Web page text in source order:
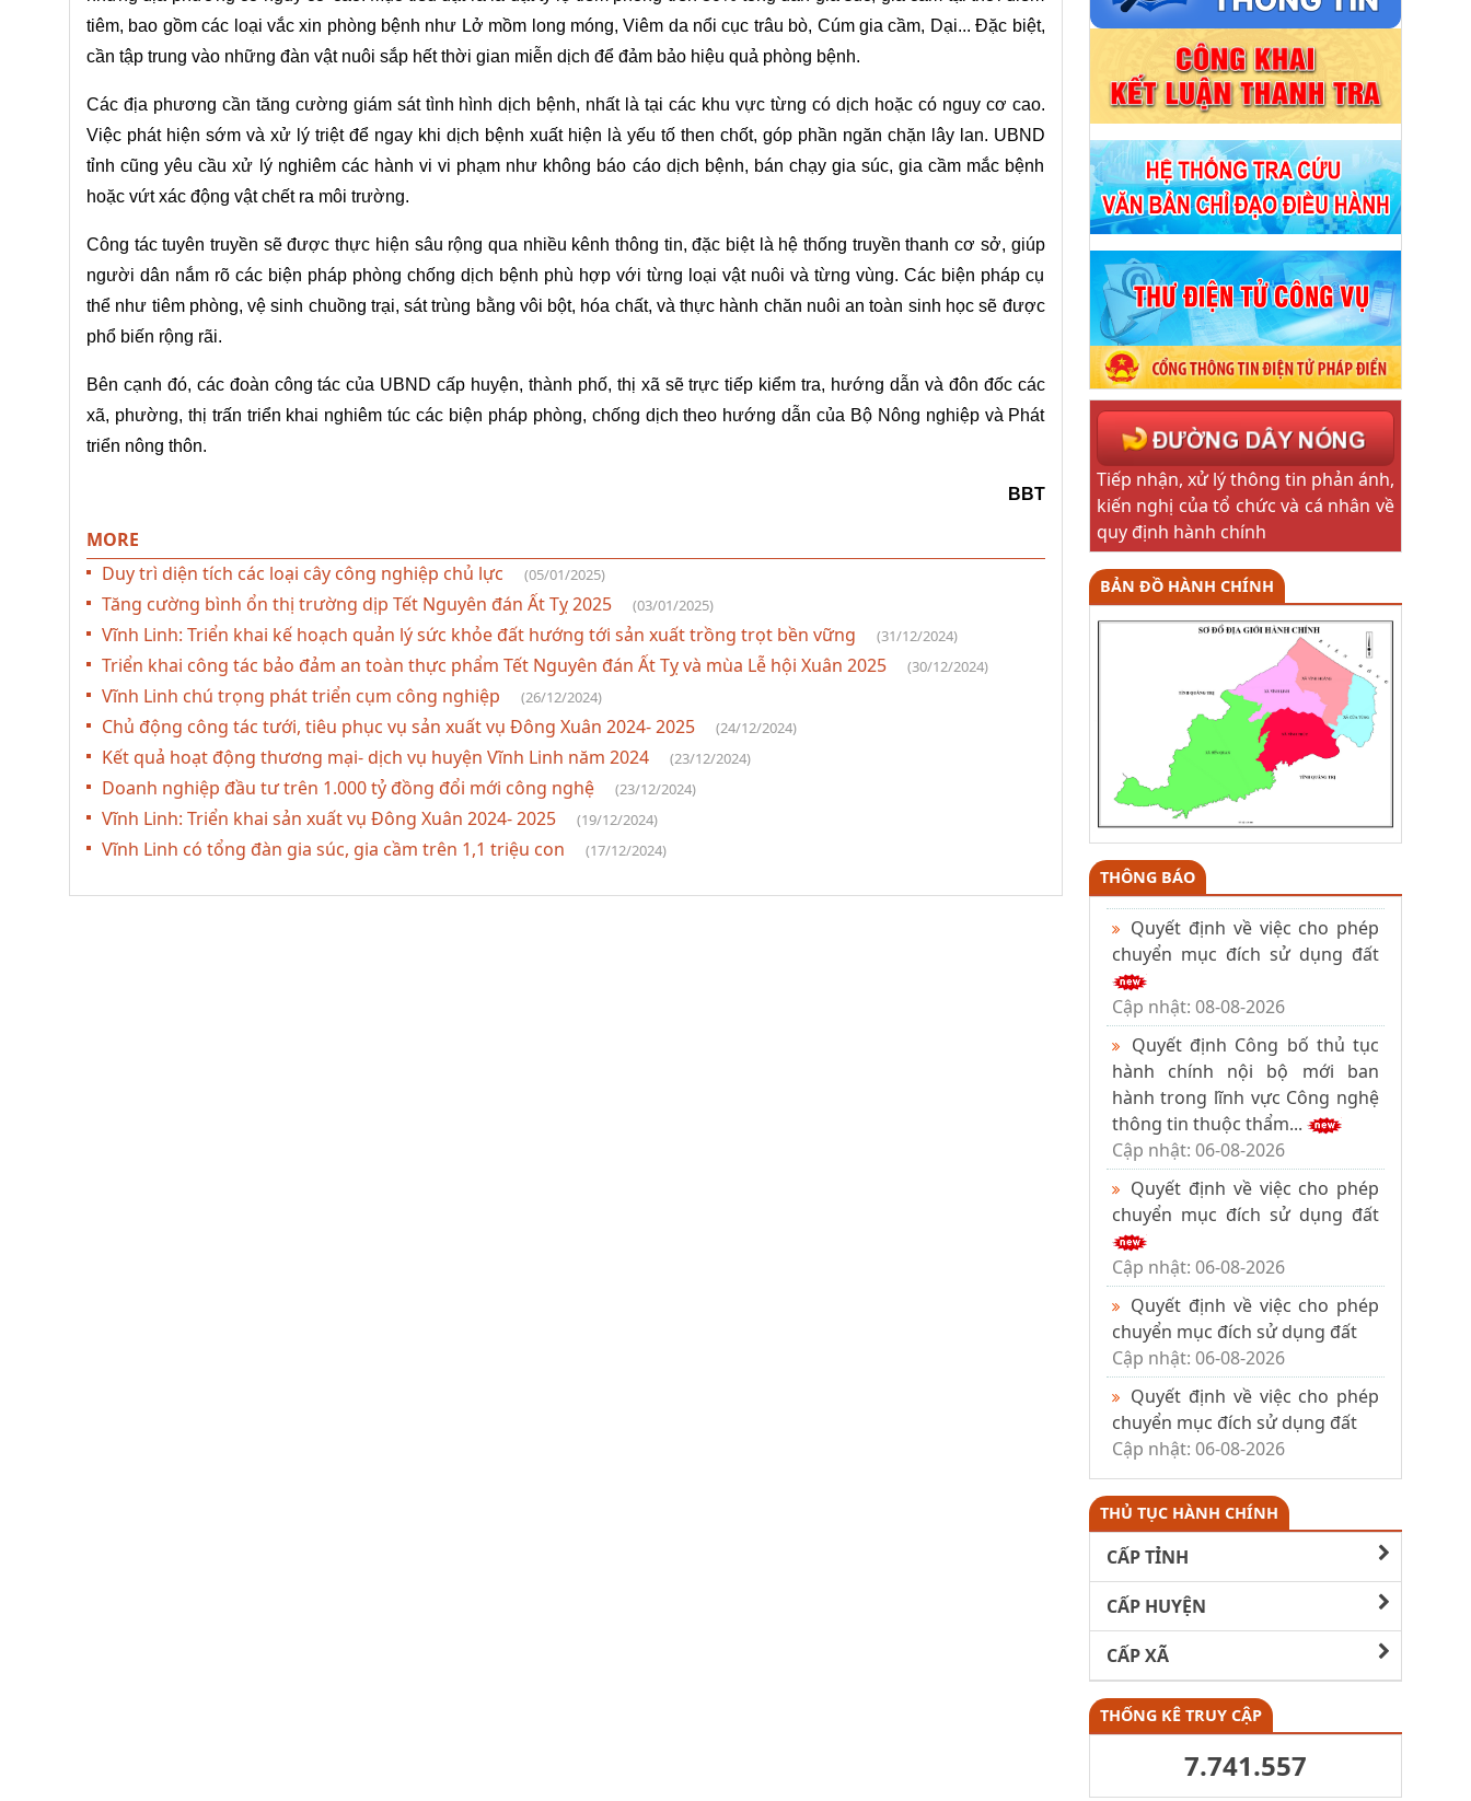
tiêm, bao gồm các loại vắc xin phòng bệnh như Lở mồm long móng, Viêm da nổi cục trâu bò, Cúm gia cầm, Dại... Đặc biệt,
cần tập trung vào những đàn vật nuôi sắp hết thời gian miễn dịch để đảm bảo hiệu quả phòng bệnh.
Các địa phương cần tăng cường giám sát tình hình dịch bệnh, nhất là tại các khu vực từng có dịch hoặc có nguy cơ cao.
Việc phát hiện sớm và xử lý triệt để ngay khi dịch bệnh xuất hiện là yếu tố then chốt, góp phần ngăn chặn lây lan. UBND
tỉnh cũng yêu cầu xử lý nghiêm các hành vi vi phạm như không báo cáo dịch bệnh, bán chạy gia súc, gia cầm mắc bệnh
hoặc vứt xác động vật chết ra môi trường.
Công tác tuyên truyền sẽ được thực hiện sâu rộng qua nhiều kênh thông tin, đặc biệt là hệ thống truyền thanh cơ sở, giúp
người dân nắm rõ các biện pháp phòng chống dịch bệnh phù hợp với từng loại vật nuôi và từng vùng. Các biện pháp cụ
thể như tiêm phòng, vệ sinh chuồng trại, sát trùng bằng vôi bột, hóa chất, và thực hành chăn nuôi an toàn sinh học sẽ được
phổ biến rộng rãi.
Bên cạnh đó, các đoàn công tác của UBND cấp huyện, thành phố, thị xã sẽ trực tiếp kiểm tra, hướng dẫn và đôn đốc các
xã, phường, thị trấn triển khai nghiêm túc các biện pháp phòng, chống dịch theo hướng dẫn của Bộ Nông nghiệp và Phát
triển nông thôn.
BBT
MORE
Duy trì diện tích các loại cây công nghiệp chủ lực
(05/01/2025)
Tăng cường bình ổn thị trường dịp Tết Nguyên đán Ất Tỵ 2025 (03/01/2025)
Vĩnh Linh: Triển khai kế hoạch quản lý sức khỏe đất hướng tới sản xuất trồng trọt bền vững (31/12/2024)
Triển khai công tác bảo đảm an toàn thực phẩm Tết Nguyên đán Ất Tỵ và mùa Lễ hội Xuân 2025 (30/12/2024)
Vĩnh Linh chú trọng phát triển cụm công nghiệp (26/12/2024)
Chủ động công tác tưới, tiêu phục vụ sản xuất vụ Đông Xuân 2024- 2025 (24/12/2024)
Kết quả hoạt động thương mại- dịch vụ huyện Vĩnh Linh năm 2024 (23/12/2024)
Doanh nghiệp đầu tư trên 1.000 tỷ đồng đổi mới công nghệ (23/12/2024)
Vĩnh Linh: Triển khai sản xuất vụ Đông Xuân 2024- 2025 (19/12/2024)
Vĩnh Linh có tổng đàn gia súc, gia cầm trên 1,1 triệu con (17/12/2024)
Tiếp nhận, xử lý thông tin phản ánh,
kiến nghị của tổ chức và cá nhân về
quy định hành chính
BẢN ĐỒ HÀNH CHÍNH
THÔNG BÁO
Quyết định về việc cho phép
chuyển mục đích sử dụng đất
Cập nhật: 08-08-2026
Quyết định Công bố thủ tục
hành chính nội bộ mới ban
hành trong lĩnh vực Công nghệ
thông tin thuộc thẩm...
Cập nhật: 06-08-2026
Quyết định về việc cho phép
chuyển mục đích sử dụng đất
Cập nhật: 06-08-2026
Quyết định về việc cho phép
chuyển mục đích sử dụng đất
Cập nhật: 06-08-2026
Quyết định về việc cho phép
chuyển mục đích sử dụng đất
Cập nhật: 06-08-2026
THỦ TỤC HÀNH CHÍNH
CẤP TỈNH
CẤP HUYỆN
CẤP XÃ
THỐNG KÊ TRUY CẬP
7.741.557